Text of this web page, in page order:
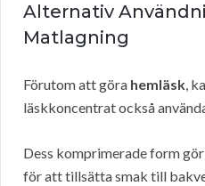
Alternativ
Matlagning
Förutom att göra hemläsk,
läskkoncentrat också
Dess komprimerade form
för att tillsätta smak till